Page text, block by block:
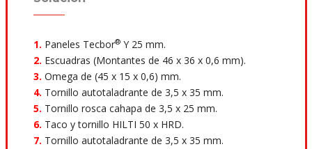
1. Paneles Tecbor® Y 25 mm.
2. Escuadras (Montantes de 46 x 36 x 0,6 mm).
3. Omega de (45 x 15 x 0,6) mm.
4. Tornillo autotaladrante de 3,5 x 35 mm.
5. Tornillo rosca cahapa de 3,5 x 25 mm.
6. Taco y tornillo HILTI 50 x HRD.
7. Tornillo autotaladrante de 3,5 x 35 mm.